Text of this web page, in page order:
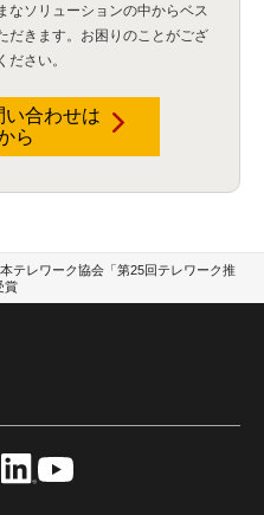
テレワーク協会「第25回テレワーク推
賞
なソリューションの中からベス
だきます。お困りのことがござ
さい。
い合わせは
ら